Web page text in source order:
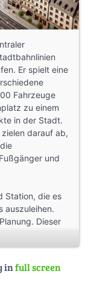
Er spielt eine
Fahrzeuge
zu einem
in der Stadt.
darauf ab,
und
Station, die es
auszuleihen.
Dieser
Der Hub
Charlottenplatz
infull screen